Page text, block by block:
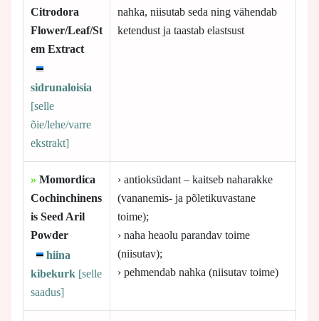
Citrodora
Flower/Leaf/St
em Extract
sidrunaloisia
[selle
õie/lehe/varre
ekstrakt]
nahka, niisutab seda ning vähendab
ketendust ja taastab elastsust
» Momordica
Cochinchinens
is Seed Aril
Powder
hiina
kibekurk [selle
saadus]
› antioksüdant – kaitseb naharakke
(vananemis- ja põletikuvastane
toime);
› naha heaolu parandav toime
(niisutav);
› pehmendab nahka (niisutav toime)